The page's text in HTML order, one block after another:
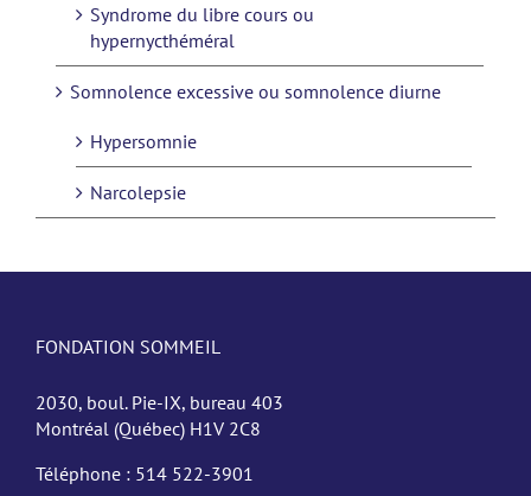
Syndrome du libre cours ou
hypernycthéméral
Somnolence excessive ou somnolence diurne
Hypersomnie
Narcolepsie
FONDATION SOMMEIL
2030, boul. Pie-IX, bureau 403
Montréal (Québec) H1V 2C8
Téléphone : 514 522-3901